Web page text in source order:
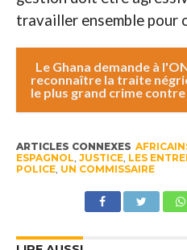
travailler ensemble pour
Le Ghana demande à
reconnaître la traite
le plus grand crime
ARTICLES CONNEXES
ESPAGNOL, JUSTICE, LES
POLICE, UN COMMISSAIRE